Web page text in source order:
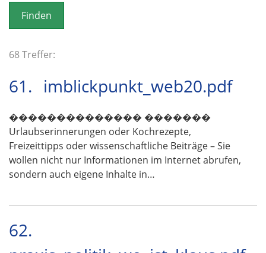
o
n
68 Treffer:
61. imblickpunkt_web20.pdf
�������������� �������
Urlaubserinnerungen oder Kochrezepte,
Freizeittipps oder wissenschaftliche Beiträge – Sie
wollen nicht nur Informationen im Internet abrufen,
sondern auch eigene Inhalte in…
62.